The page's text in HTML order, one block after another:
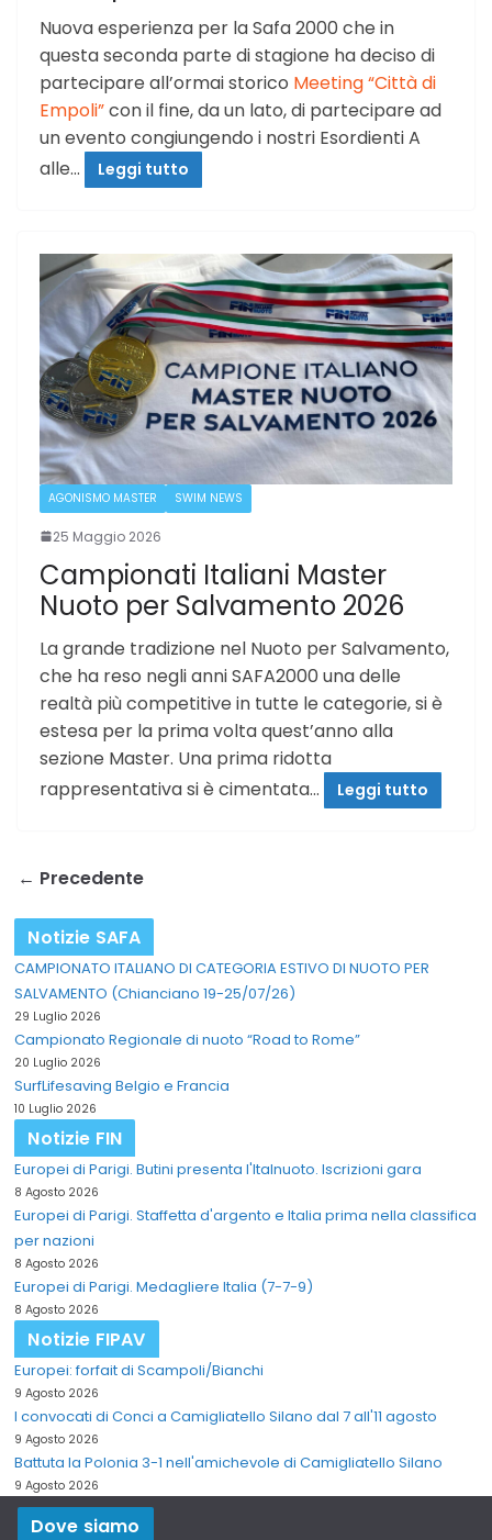
Nuova esperienza per la Safa 2000 che in
questa seconda parte di stagione ha deciso di
partecipare all’ormai storico Meeting “Città di
Empoli”con il fine, da un lato, di partecipare ad
un evento congiungendo i nostri Esordienti A
alle…
Leggi tutto
AGONISMO MASTER SWIM NEWS
25 Maggio 2026
Campionati Italiani Master
Nuoto per Salvamento 2026
La grande tradizione nel Nuoto per Salvamento,
che ha reso negli anni SAFA2000 una delle
realtà più competitive in tutte le categorie, si è
estesa per la prima volta quest’anno alla
sezione Master. Una prima ridotta
rappresentativa si è cimentata…
Leggi tutto
← Precedente
Notizie SAFA
CAMPIONATO ITALIANO DI CATEGORIA ESTIVO DI NUOTO PER
SALVAMENTO (Chianciano 19-25/07/26)
29 Luglio 2026
Campionato Regionale di nuoto “Road to Rome”
20 Luglio 2026
SurfLifesaving Belgio e Francia
10 Luglio 2026
Notizie FIN
Europei di Parigi. Butini presenta l'Italnuoto. Iscrizioni gara
8 Agosto 2026
Europei di Parigi. Staffetta d'argento e Italia prima nella classifica
per nazioni
8 Agosto 2026
Europei di Parigi. Medagliere Italia (7-7-9)
8 Agosto 2026
Notizie FIPAV
Europei: forfait di Scampoli/Bianchi
9 Agosto 2026
I convocati di Conci a Camigliatello Silano dal 7 all'11 agosto
9 Agosto 2026
Battuta la Polonia 3-1 nell'amichevole di Camigliatello Silano
9 Agosto 2026
Dove siamo